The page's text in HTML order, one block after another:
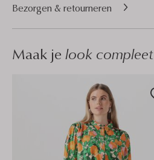
Bezorgen & retourneren
Maak je look compleet